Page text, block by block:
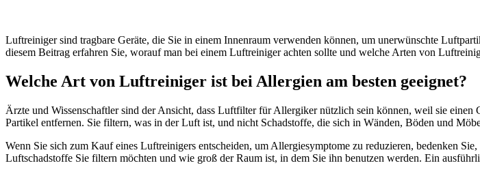
Luftreiniger sind tragbare Geräte, die Sie in einem Innenraum verwenden können, um unerwünschte
diesem Beitrag erfahren Sie, worauf man bei einem Luftreiniger achten sollte und welche Arten von
Welche Art von Luftreiniger ist bei Allergien am besten geeignet?
Ärzte und Wissenschaftler sind der Ansicht, dass Luftfilter für Allergiker nützlich sein können, weil sie
Partikel entfernen. Sie filtern, was in der Luft ist, und nicht Schadstoffe, die sich in Wänden, Böden und
Wenn Sie sich zum Kauf eines Luftreinigers entscheiden, um Allergiesymptome zu reduzieren, bedenken
Luftschadstoffe Sie filtern möchten und wie groß der Raum ist, in dem Sie ihn benutzen werden. Ein